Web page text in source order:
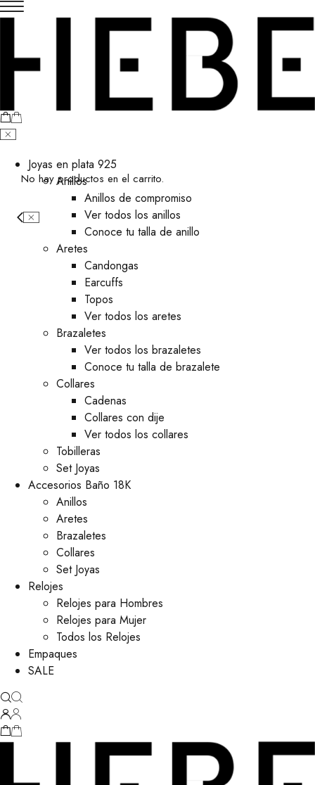
No hay productos en el carrito.
Joyas en plata 925
Anillos
Anillos de compromiso
Ver todos los anillos
Conoce tu talla de anillo
Aretes
⁠Candongas
Earcuffs
Topos
Ver todos los aretes
Brazaletes
Ver todos los brazaletes
Conoce tu talla de brazalete
Collares
Cadenas
Collares con dije
Ver todos los collares
Tobilleras
Set Joyas
Accesorios Baño 18K
Anillos
Aretes
Brazaletes
Collares
Set Joyas
Relojes
Relojes para Hombres
Relojes para Mujer
Todos los Relojes
Empaques
SALE